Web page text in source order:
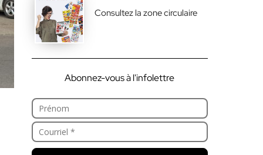
Consultez la zone circulaire
Abonnez-vous à l'infolettre